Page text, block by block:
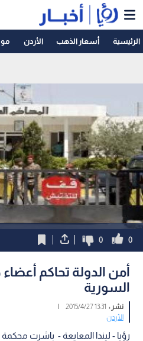
الرئيسية أسعار الذهب الأردن
0
0
أمن الدولة تحاكم
السورية
نشر : 13:31 2015/4/27
|
الأردن